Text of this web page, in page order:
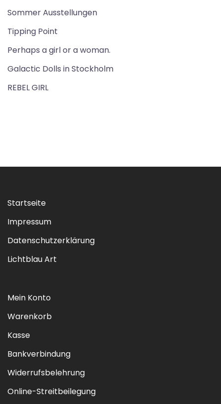
Sommer Ausstellungen
Tipping Point
Perhaps a girl or a woman.
Galactic Dolls in Stockholm
REBEL GIRL
Startseite
Impressum
Datenschutzerklärung
Lichtblau Art
Mein Konto
Warenkorb
Kasse
Bankverbindung
Widerrufsbelehrung
Online-Streitbeilegung